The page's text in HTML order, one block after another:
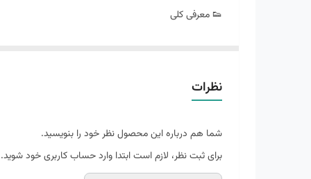
👟 معرفی کلی
🧠 ویژگی‌های کلیدی
🔹 بالشتک میانی (Midsole)
مجهز به تکنولوژی DNA LOFT v3 که فوم سبک‌تر، نرم‌تر و بازگشت انرژی بهتر را ارائه می‌دهد.
نظرات
شما هم درباره این محصول نظر خود را بنویسید.
برای ثبت نظر، لازم است ابتدا وارد حساب کاربری خود شوید.